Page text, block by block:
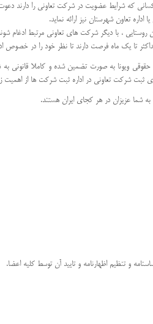
کسانی که شرایط عضویت در شرکت تعاونی را دارند
تعاون شهرستان نیز ارائه نماید.
، با دیگر شرکت های تعاونی مرتبط ادغام
تا یک ماه فرصت دارند تا نظر خود را در خصوص
ویونا به صورت تضمین شده و کاملا قانونی به
شرکت تعاونی در اداره ثبت شرکت ها از اهمیت
شما عزیزان در هر کجای ایران هستند.
و تنظیم اظهارنامه و تایید آن توسط کلیه اعضا.